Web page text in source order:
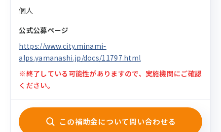
個人
公式公募ページ
https://www.city.minami-
alps.yamanashi.jp/docs/11797.html
※終了している可能性がありますので、実施機関にご確認
ください。
この補助金について問い合わせる